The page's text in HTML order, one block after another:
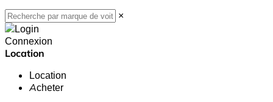
×
Connexion
Location
Location
Acheter